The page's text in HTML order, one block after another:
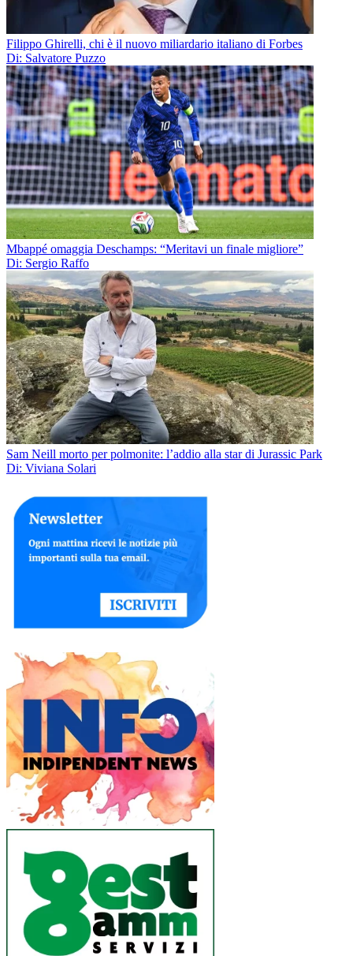
Filippo Ghirelli, chi è il nuovo miliardario italiano di Forbes
Di: Salvatore Puzzo
Mbappé omaggia Deschamps: “Meritavi un finale migliore”
Di: Sergio Raffo
Sam Neill morto per polmonite: l’addio alla star di Jurassic Park
Di: Viviana Solari